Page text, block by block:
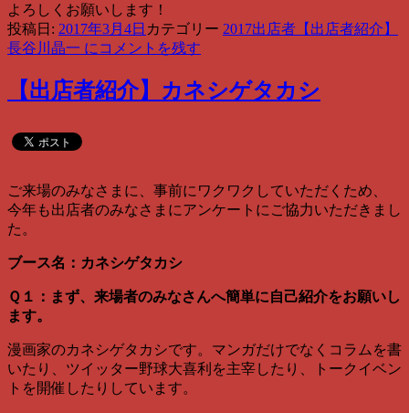
よろしくお願いします！
投稿日: 2017年3月4日 カテゴリー 2017出店者 【出店者紹介】
長谷川晶一 に コメントを残す
【出店者紹介】カネシゲタカシ
ご来場のみなさまに、事前にワクワクしていただくため、
今年も出店者のみなさまにアンケートにご協力いただきまし
た。
ブース名：カネシゲタカシ
Ｑ１：まず、来場者のみなさんへ簡単に自己紹介をお願いし
ます。
漫画家のカネシゲタカシです。マンガだけでなくコラムを書
いたり、ツイッター野球大喜利を主宰したり、トークイベン
トを開催したりしています。